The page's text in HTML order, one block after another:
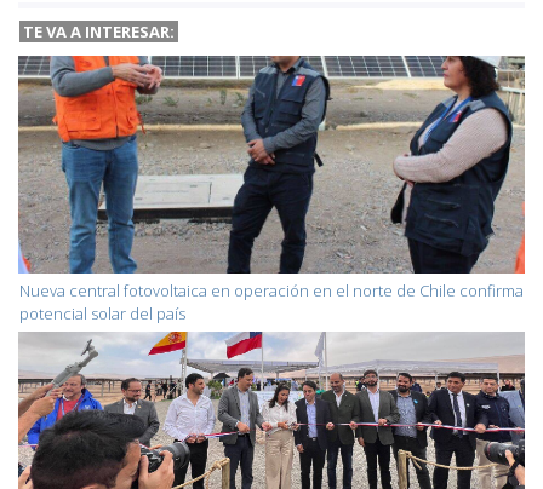
TE VA A INTERESAR:
Nueva central fotovoltaica en operación en el norte de Chile confirma
potencial solar del país